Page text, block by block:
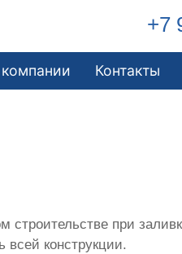
+7
Контакты
при
всей конструкции.